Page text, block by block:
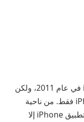
تم إطلاق Snapchat لنظام التشغيل iOS في عام 2011، ولكن
منذ ذلك الحين أصبح التطبيق يدعم iPhone فقط. من ناحية
أخرى، لا يمكن لمستخدمي iPad تشغيل تطبيق iPhone إلا